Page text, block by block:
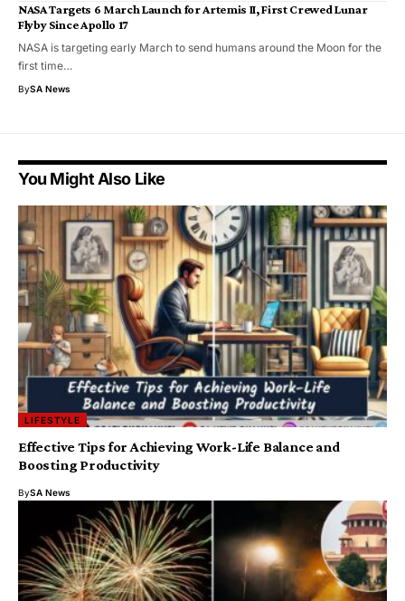
NASA Targets 6 March Launch for Artemis II, First Crewed Lunar
Flyby Since Apollo 17
NASA is targeting early March to send humans around the Moon for the
first time…
BySA News
You Might Also Like
LIFESTYLE
Effective Tips for Achieving Work-Life Balance and
Boosting Productivity
BySA News